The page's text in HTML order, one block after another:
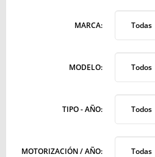
MARCA: Todas
MODELO: Todos
TIPO - AÑO: Todos
MOTORIZACIÓN / AÑO: Todas